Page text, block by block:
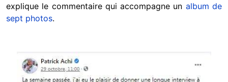
explique le commentaire qui accompagne un album de
sept photos.
Image